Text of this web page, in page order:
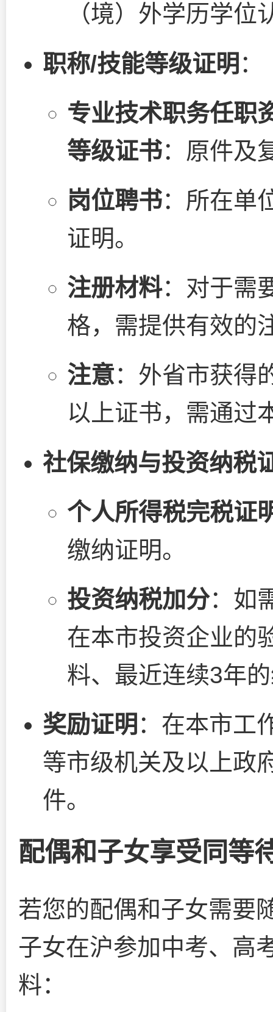
（境）外学历学位
职称/技能等级证明 ：
专业技术职务任职
等级证书：原件及
岗位聘书：所在单
证明。
注册材料：对于需
格，需提供有效的
注意：外省市获得
以上证书，需通过
社保缴纳与投资纳税
个人所得税完税证
缴纳证明。
投资纳税加分：如
在本市投资企业的
料、最近连续3年
奖励证明 ：在本市工
等市级机关及以上政
件。
配偶和子女享受同等
若您的配偶和子女需要
子女在沪参加中考、高
料：